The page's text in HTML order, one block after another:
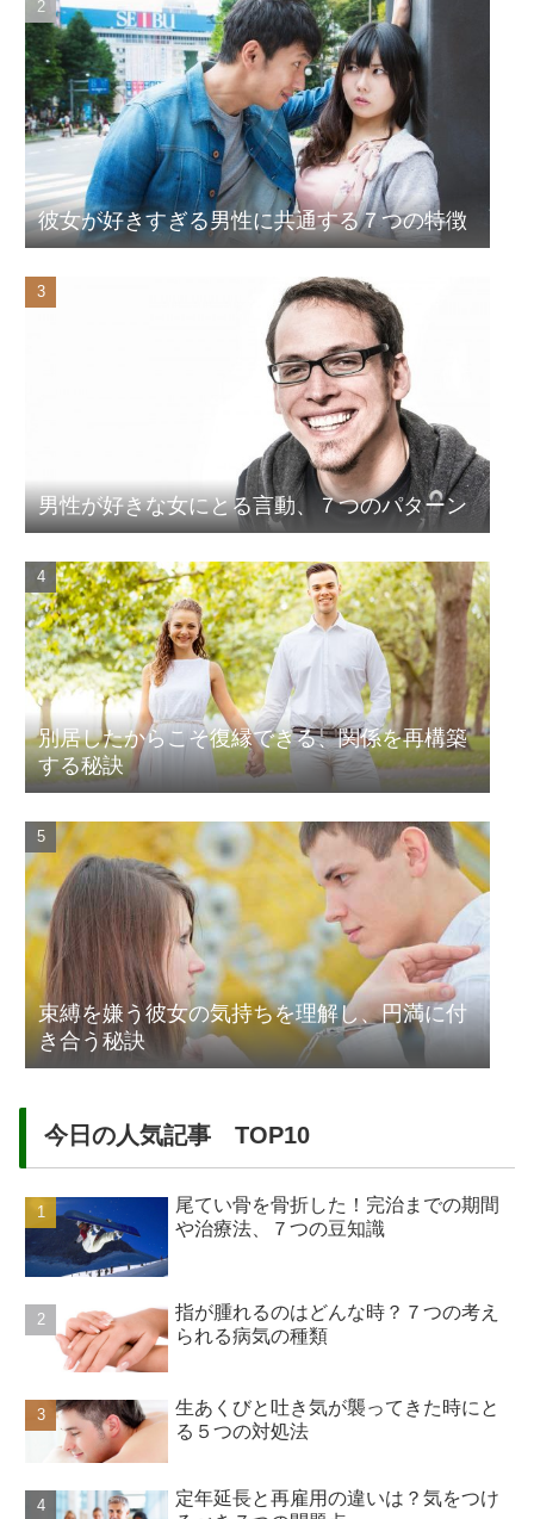
彼女が好きすぎる男性に共通する７つの特徴
男性が好きな女にとる言動、７つのパターン
別居したからこそ復縁できる、関係を再構築
する秘訣
束縛を嫌う彼女の気持ちを理解し、円満に付
き合う秘訣
今日の人気記事 TOP10
尾てい骨を骨折した！完治までの期間
や治療法、７つの豆知識
指が腫れるのはどんな時？７つの考え
られる病気の種類
生あくびと吐き気が襲ってきた時にと
る５つの対処法
定年延長と再雇用の違いは？気をつけ